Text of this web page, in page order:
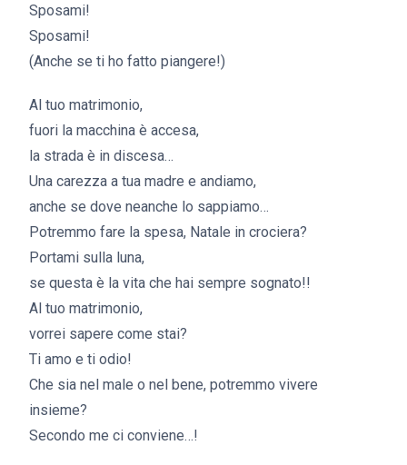
Sposami!
Sposami!
(Anche se ti ho fatto piangere!)
Al tuo matrimonio,
fuori la macchina è accesa,
la strada è in discesa…
Una carezza a tua madre e andiamo,
anche se dove neanche lo sappiamo…
Potremmo fare la spesa, Natale in crociera?
Portami sulla luna,
se questa è la vita che hai sempre sognato!!
Al tuo matrimonio,
vorrei sapere come stai?
Ti amo e ti odio!
Che sia nel male o nel bene, potremmo vivere
insieme?
Secondo me ci conviene…!